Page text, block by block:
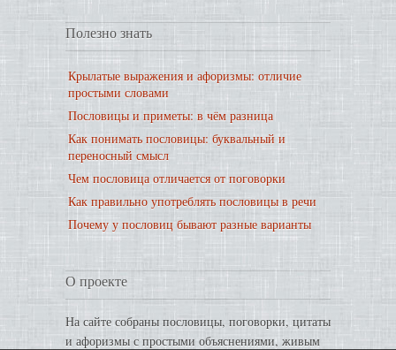
Полезно знать
Крылатые выражения и афоризмы: отличие
простыми словами
Пословицы и приметы: в чём разница
Как понимать пословицы: буквальный и
переносный смысл
Чем пословица отличается от поговорки
Как правильно употреблять пословицы в речи
Почему у пословиц бывают разные варианты
О проекте
На сайте собраны пословицы, поговорки, цитаты
и афоризмы с простыми объяснениями, живым